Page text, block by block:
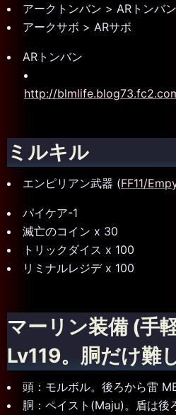
アークトンバン > ARトンバン
アークサボ > ARサボ
ARトンバン
http://
ミルキル
エンピリアン武器 (FF11/
パイケア-1
滅亡のコイン x 30
トリックダイス x 100
リミナルレジデ x 100
マーリン装備 (手
Lv119。胴だけ難
頭：モルボル。後ろから雷
胴：ペイスト(Maju)。盾は後